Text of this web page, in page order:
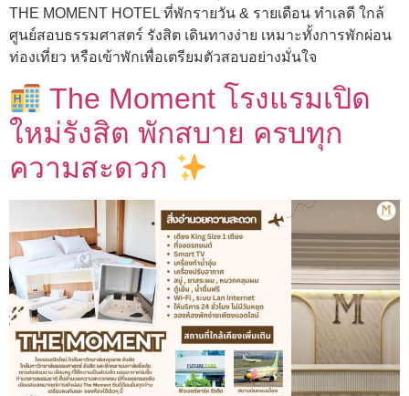
THE MOMENT HOTEL ที่พักรายวัน & รายเดือน ทำเลดี ใกล้
ศูนย์สอบธรรมศาสตร์ รังสิต เดินทางง่าย เหมาะทั้งการพักผ่อน
ท่องเที่ยว หรือเข้าพักเพื่อเตรียมตัวสอบอย่างมั่นใจ
The Moment โรงแรมเปิด
ใหม่รังสิต พักสบาย ครบทุก
ความสะดวก